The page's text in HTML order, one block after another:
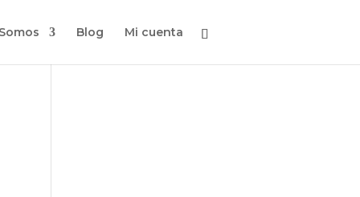
Blog Mi cuenta